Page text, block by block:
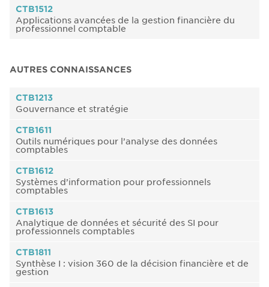
CTB1512
Applications avancées de la gestion financière du
professionnel comptable
AUTRES CONNAISSANCES
CTB1213
Gouvernance et stratégie
CTB1611
Outils numériques pour l’analyse des données
comptables
CTB1612
Systèmes d’information pour professionnels
comptables
CTB1613
Analytique de données et sécurité des SI pour
professionnels comptables
CTB1811
Synthèse I : vision 360 de la décision financière et de
gestion